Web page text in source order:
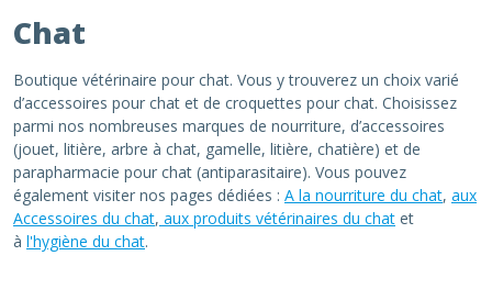
Chat
Boutique vétérinaire pour chat. Vous y trouverez un choix varié
d’accessoires pour chat et de croquettes pour chat. Choisissez
parmi nos nombreuses marques de nourriture, d’accessoires
(jouet, litière, arbre à chat, gamelle, litière, chatière) et de
parapharmacie pour chat (antiparasitaire). Vous pouvez
également visiter nos pages dédiées : A la nourriture du chat, aux
Accessoires du chat, aux produits vétérinaires du chat et
à l'hygiène du chat.